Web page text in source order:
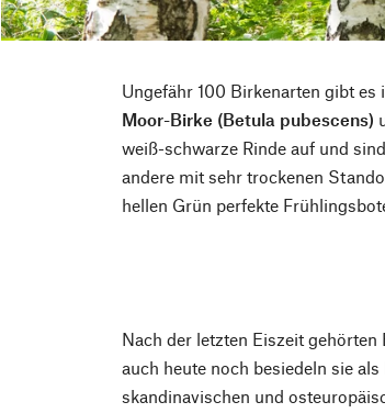
Ungefähr 100 Birkenarten gibt
Moor-Birke (Betula pubescens)
weiß-schwarze Rinde auf und
andere mit sehr trockenen
hellen Grün perfekte
Nach der letzten Eiszeit
auch heute noch besiedeln sie
skandinavischen und